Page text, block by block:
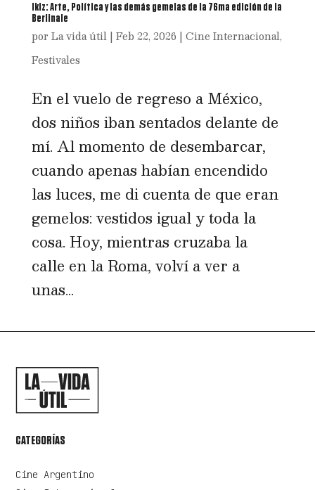
Ikiz: Arte, Política y las demás gemelas de la 76ma edición de la
Berlinale
por La vida útil| Feb 22, 2026 | Cine Internacional,
Festivales
En el vuelo de regreso a México,
dos niños iban sentados delante de
mí. Al momento de desembarcar,
cuando apenas habían encendido
las luces, me di cuenta de que eran
gemelos: vestidos igual y toda la
cosa. Hoy, mientras cruzaba la
calle en la Roma, volví a ver a
unas...
CATEGORÍAS
Cine Argentino